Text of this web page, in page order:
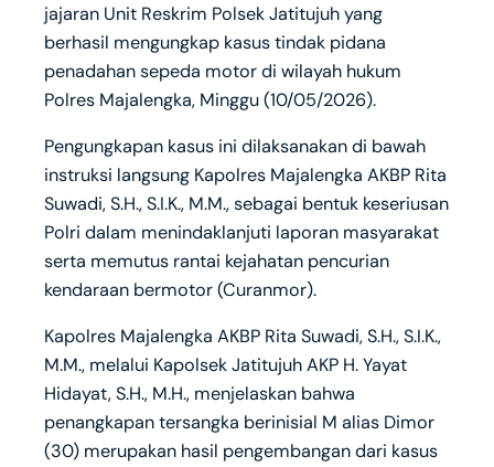
jajaran Unit Reskrim Polsek Jatitujuh yang
berhasil mengungkap kasus tindak pidana
penadahan sepeda motor di wilayah hukum
Polres Majalengka, Minggu (10/05/2026).
Pengungkapan kasus ini dilaksanakan di bawah
instruksi langsung Kapolres Majalengka AKBP Rita
Suwadi, S.H., S.I.K., M.M., sebagai bentuk keseriusan
Polri dalam menindaklanjuti laporan masyarakat
serta memutus rantai kejahatan pencurian
kendaraan bermotor (Curanmor).
Kapolres Majalengka AKBP Rita Suwadi, S.H., S.I.K.,
M.M., melalui Kapolsek Jatitujuh AKP H. Yayat
Hidayat, S.H., M.H., menjelaskan bahwa
penangkapan tersangka berinisial M alias Dimor
(30) merupakan hasil pengembangan dari kasus